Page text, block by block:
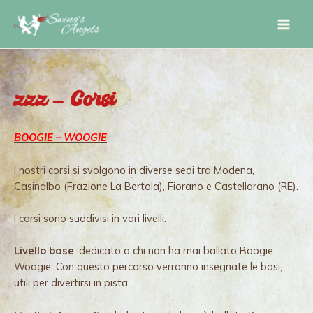
zzz – Corsi
BOOGIE – WOOGIE
I nostri corsi si svolgono in diverse sedi tra Modena,
Casinalbo (Frazione La Bertola), Fiorano e Castellarano (RE).
I corsi sono suddivisi in vari livelli:
Livello base: dedicato a chi non ha mai ballato Boogie
Woogie. Con questo percorso verranno insegnate le basi,
utili per divertirsi in pista.